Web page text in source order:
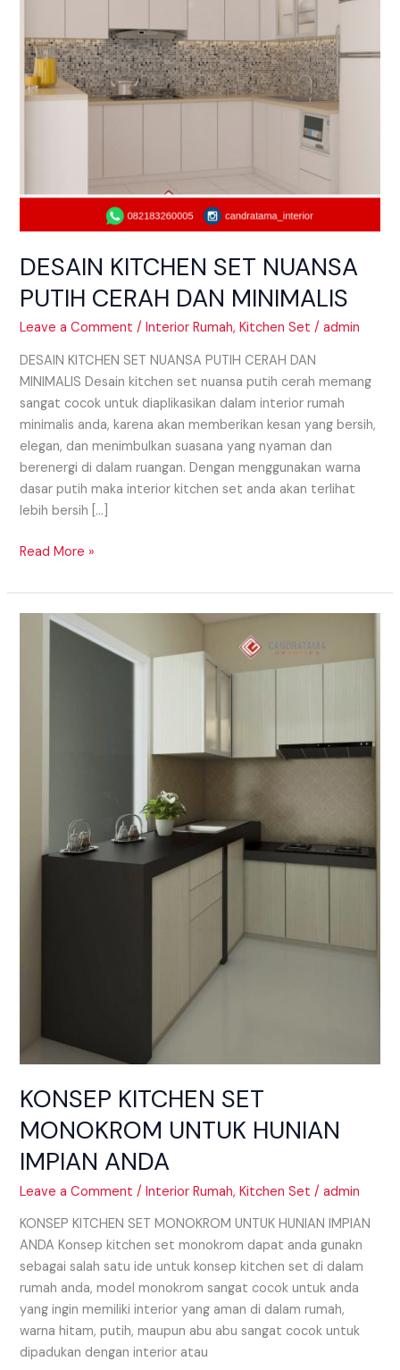
DESAIN KITCHEN SET NUANSA
PUTIH CERAH DAN MINIMALIS
Leave a Comment /Interior Rumah,Kitchen Set /admin
DESAIN KITCHEN SET NUANSA PUTIH CERAH DAN
MINIMALIS Desain kitchen set nuansa putih cerah memang
sangat cocok untuk diaplikasikan dalam interior rumah
minimalis anda, karena akan memberikan kesan yang bersih,
elegan, dan menimbulkan suasana yang nyaman dan
berenergi di dalam ruangan. Dengan menggunakan warna
dasar putih maka interior kitchen set anda akan terlihat
lebih bersih […]
Read More »
KONSEP KITCHEN SET
MONOKROM UNTUK HUNIAN
IMPIAN ANDA
Leave a Comment /Interior Rumah,Kitchen Set /admin
KONSEP KITCHEN SET MONOKROM UNTUK HUNIAN IMPIAN
ANDA Konsep kitchen set monokrom dapat anda gunakn
sebagai salah satu ide untuk konsep kitchen set di dalam
rumah anda, model monokrom sangat cocok untuk anda
yang ingin memiliki interior yang aman di dalam rumah,
warna hitam, putih, maupun abu abu sangat cocok untuk
dipadukan dengan interior atau
KONSEP